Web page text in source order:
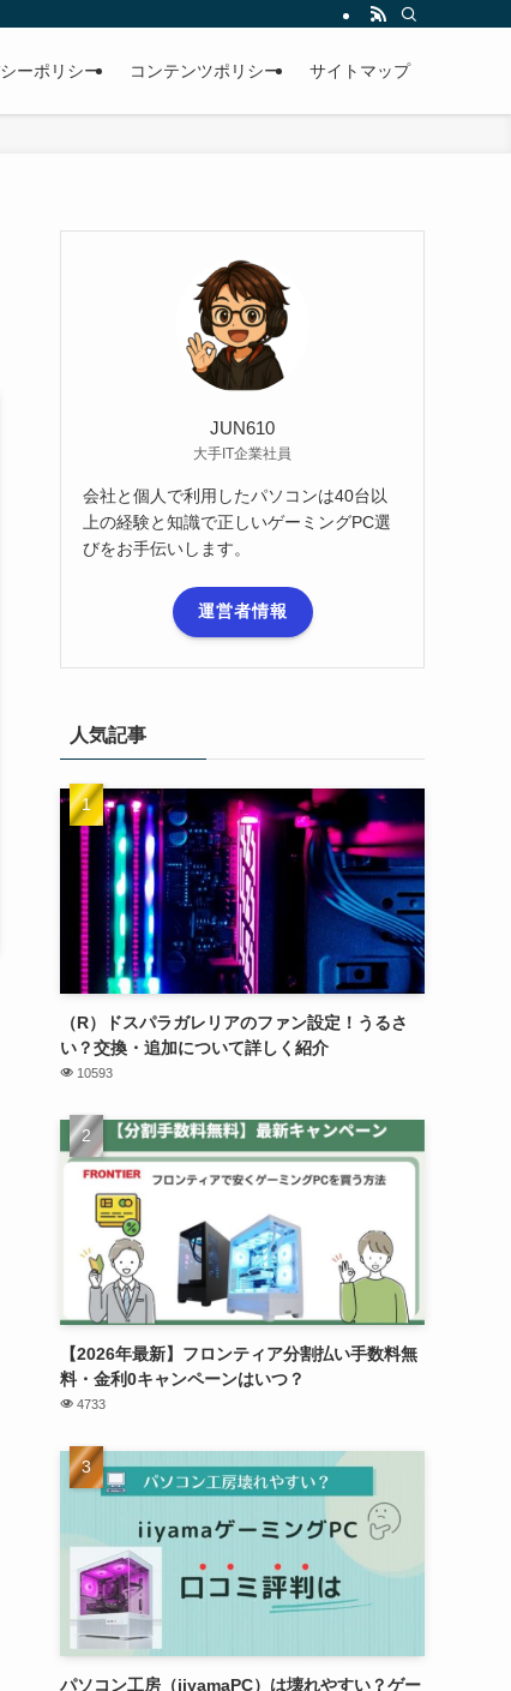
ーポリシー コンテンツポリシー サイトマップ
JUN610
大手IT企業社員
会社と個人で利用したパソコンは40台以
上の経験と知識で正しいゲーミングPC選
びをお手伝いします。
運営者情報
人気記事
（R）ドスパラガレリアのファン設定！うるさ
い？交換・追加について詳しく紹介
10593
【2026年最新】フロンティア分割払い手数料無
料・金利0キャンペーンはいつ？
4733
パソコン工房（iiyamaPC）は壊れやすい？ゲー